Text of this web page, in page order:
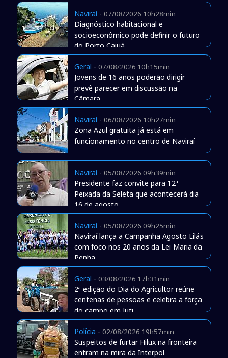
Naviraí- 07/08/2026 10h28min
Diagnóstico habitacional e
socioeconômico pode definir o futuro
do Porto Caiuá
Geral - 07/08/2026 10h15min
Jovens de 16 anos poderão dirigir
prevê parecer em discussão na
Câmara
Naviraí- 06/08/2026 10h27min
Zona Azul gratuita já está em
funcionamento no centro de Naviraí
Naviraí- 05/08/2026 09h39min
Presidente faz convite para 12ª
Peixada da Seleta que acontecerá dia
16 de agosto
Naviraí- 05/08/2026 09h25min
Naviraí lança a Campanha Agosto Lilás
com foco nos 20 anos da Lei Maria da
Penha
Geral - 03/08/2026 17h31min
2ª edição do Dia do Agricultor reúne
centenas de pessoas e celebra a força
do campo em Juti
Polícia - 02/08/2026 19h57min
Suspeitos de furtar Hilux na fronteira
entram na mira da Interpol